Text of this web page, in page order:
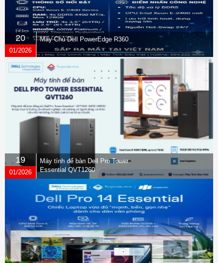
20
01/2026
Máy Chủ Dell PowerEdge R360
19
01/2026
Máy tính để bàn Dell Pro Tower
Essential QVT1260